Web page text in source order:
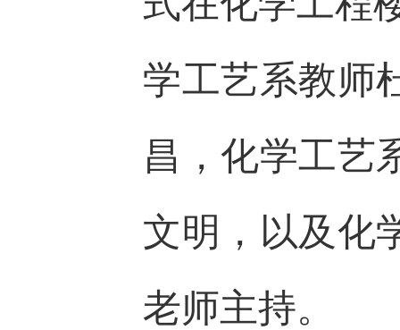
学工艺系教师
昌，化学工艺
文明，以及化
老师主持。